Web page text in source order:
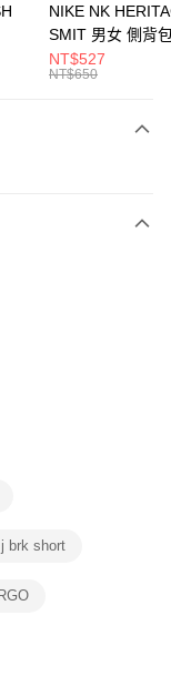
「AFTEE先享後付」
，可透過四大超商／
成。
顯示為準，若有關於
繫「AFTEE先享後付
support/home
享後付」服務完成之交
同意方可使用
NIKE NK
SMIT 男女 側背
BA5871010
NT$527
NT$650
brk short